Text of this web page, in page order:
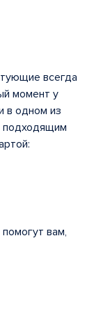
всегда
момент у
в одном из
подходящим
вам,